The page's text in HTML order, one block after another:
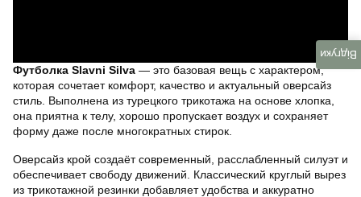
Футболка Slavni Silva — это базовая вещь с характером,
которая сочетает комфорт, качество и актуальный оверсайз
стиль. Выполнена из турецкого трикотажа на основе хлопка,
она приятна к телу, хорошо пропускает воздух и сохраняет
форму даже после многократных стирок.
Оверсайз крой создаёт современный, расслабленный силуэт и
обеспечивает свободу движений. Классический круглый вырез
из трикотажной резинки добавляет удобства и аккуратно
Відгуки